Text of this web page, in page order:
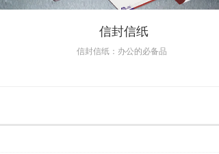
信封信纸
信封信纸：办公的必备品